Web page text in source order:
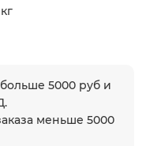
5000 руб и
меньше 5000